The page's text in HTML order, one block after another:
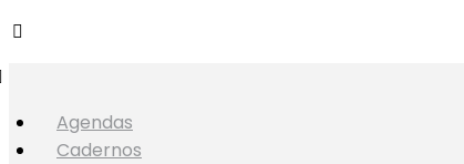
Agendas
Cadernos